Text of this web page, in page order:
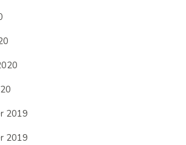
2019
2019